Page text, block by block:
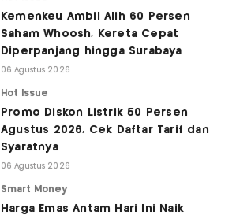
Kemenkeu Ambil Alih 60 Persen
Saham Whoosh, Kereta Cepat
Diperpanjang hingga Surabaya
06 Agustus 2026
Hot Issue
Promo Diskon Listrik 50 Persen
Agustus 2026, Cek Daftar Tarif dan
Syaratnya
06 Agustus 2026
Smart Money
Harga Emas Antam Hari Ini Naik